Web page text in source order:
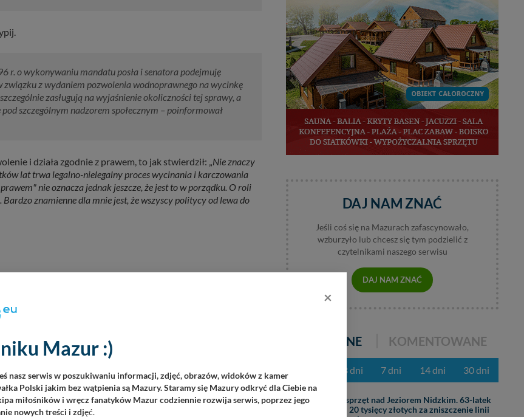
r. o wykonywaniu mandatu posła i senatora podejmuję
z wydaniem pozwolenia wodnoprawnego na wycinkę
zasługują na wyjaśnienie okoliczności tej sprawy, a
szczególnym nadzorem społecznym – poinformował
i działa zgodnie z prawem, to jak stwierdził: „ Nie znaczy
lat trwa legalno-nielegalny proces wycinania i karczowania
nie oznacza jednak jeszcze, że jest to w porządku. O roli
znamienne dla mnie jest, że wszyscy politycy od lewa do
DAJ NAM ZNAĆ
Jeśli coś się na Mazurach zafascynowało,
wzburzyło lub chcesz się tym podzielić z
czytelnikami naszego serwisu
DAJ NAM ZNAĆ
POPULARNE KOMENTOWANE
z ostatnich 3 dni 7 dni 14 dni 30 dni
31.07
Ciężki sprzęt nad Jeziorem Nidzkim. 63-latek
zapłaci 20 tysięcy złotych za zniszczenie linii
×
Mazur :)
nasz serwis w poszukiwaniu informacji, zdjęć, obrazów, widoków z kamer
Polski jakim bez wątpienia są Mazury. Staramy się Mazury odkryć dla Ciebie na
miłośników i wręcz fanatyków Mazur codziennie rozwija serwis, poprzez jego
nowych treści i zdjęć.